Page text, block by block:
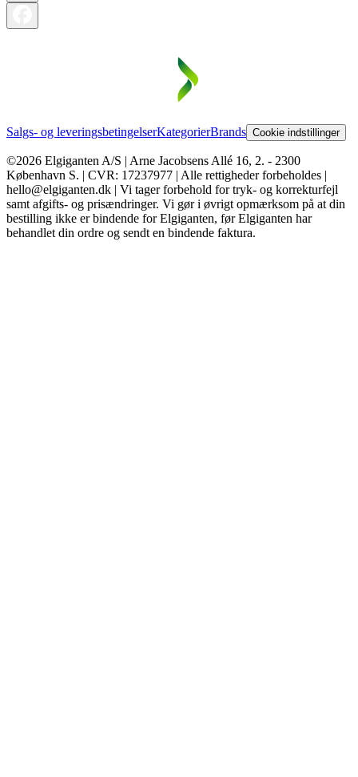
Salgs- og leveringsbetingelserKategorierBrands Cookie indstillinger
©2026 Elgiganten A/S | Arne Jacobsens Allé 16, 2. - 2300
København S. | CVR: 17237977 | Alle rettigheder forbeholdes |
hello@elgiganten.dk | Vi tager forbehold for tryk- og korrekturfejl
samt afgifts- og prisændringer. Vi gør i øvrigt opmærksom på at din
bestilling ikke er bindende for Elgiganten, før Elgiganten har
behandlet din ordre og sendt en bindende faktura.